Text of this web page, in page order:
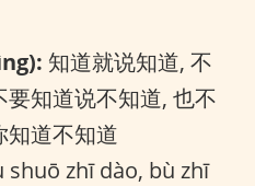
知道就说知道, 不
知道说不知道, 也不
知道不知道
shuō zhī dào, bù zhī